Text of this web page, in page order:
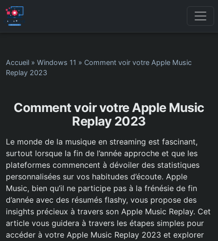
Accueil » Windows 11 » Comment voir votre Apple Music
Replay 2023
Comment voir votre Apple Music
Replay 2023
Le monde de la musique en streaming est fascinant,
surtout lorsque la fin de l’année approche et que les
plateformes commencent à dévoiler des statistiques
personnalisées sur vos habitudes d’écoute. Apple
Music, bien qu’il ne participe pas à la frénésie de fin
d’année avec des résumés flashy, vous propose des
insights précieux à travers son Apple Music Replay. Cet
article vous guidera à travers les étapes simples pour
accéder à votre Apple Music Replay 2023 et explorer